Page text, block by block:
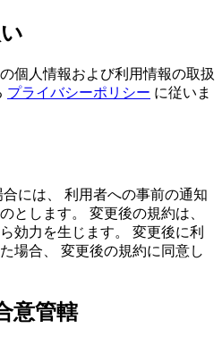
個人情報および利用情報の取扱
プライバシーポリシー に従いま
には、 利用者への事前の通知
とします。 変更後の規約は、
効力を生じます。 変更後に利
場合、 変更後の規約に同意し
意管轄